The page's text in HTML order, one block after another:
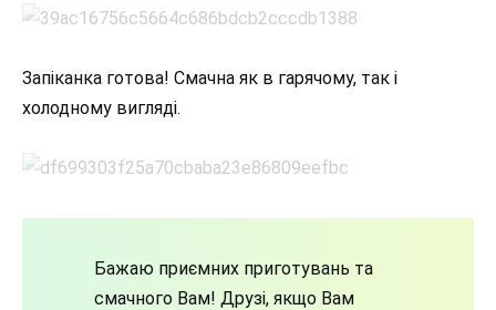
Запіканка готова! Смачна як в гарячому, так і
холодному вигляді.
Бажаю приємних приготувань та
смачного Вам! Друзі, якщо Вам